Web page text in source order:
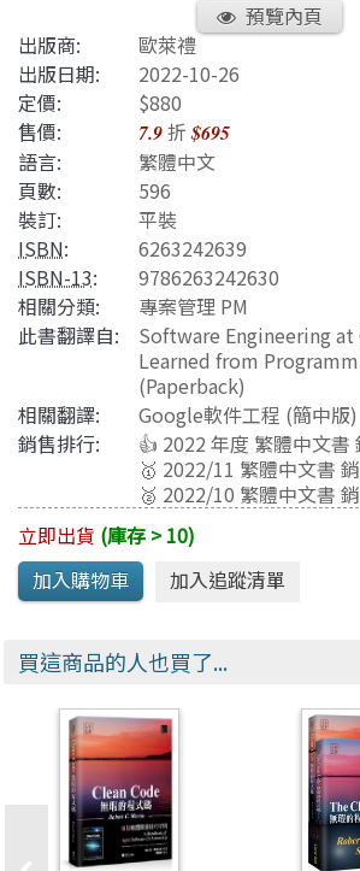
預覽內頁
出版商:
歐萊禮
出版日期:
2022-10-26
定價:
$880
售價:
7.9折$695
語言:
繁體中文
頁數:
596
裝訂:
平裝
ISBN:
6263242639
ISBN-13:
9786263242630
相關分類:
專案管理 PM
此書翻譯自:
Software Engineering at
Learned from
(Paperback)
相關翻譯:
Google軟件工程 (簡中版)
銷售排行:
👍 2022 年度 繁體中文書
🥇 2022/11 繁體中文書
🥈 2022/10 繁體中文書
立即出貨 (庫存 > 10)
買這商品的人也買了...